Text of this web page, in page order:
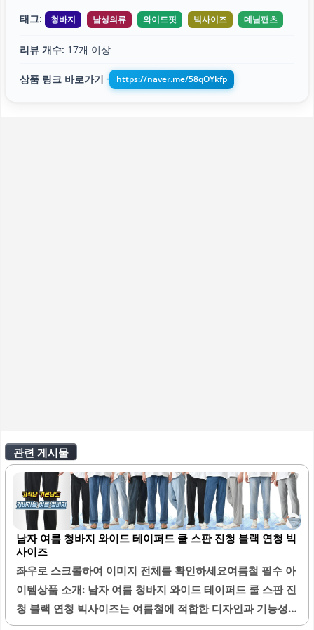
태그: 청바지 남성의류 와이드핏 빅사이즈 데님팬츠
리뷰 개수: 17개 이상
상품 링크 바로가기 ➔ https://naver.me/58qOYkfp
관련 게시물
남자 여름 청바지 와이드 테이퍼드 쿨 스판 진청 블랙 연청 빅
사이즈
좌우로 스크롤하여 이미지 전체를 확인하세요여름철 필수 아
이템상품 소개: 남자 여름 청바지 와이드 테이퍼드 쿨 스판 진
청 블랙 연청 빅사이즈는 여름철에 적합한 디자인과 기능성
을 갖춘 제품입니다. 이 청바지는 통기성이 뛰어난 소재로 제